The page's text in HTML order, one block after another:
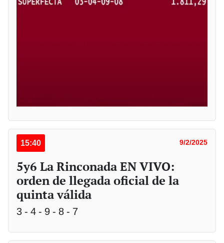
15:40 9/2/2025
5y6 La Rinconada EN VIVO:
orden de llegada oficial de la
quinta válida
3 - 4 - 9 - 8 - 7